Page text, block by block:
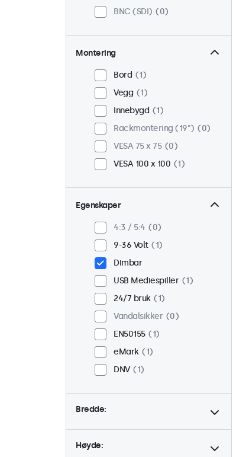
BNC (SDI)
0
Montering
Bord
1
Vegg
1
Innebygd
1
Rackmontering (19")
0
VESA 75 x 75
0
VESA 100 x 100
1
Egenskaper
4:3 / 5:4
0
9-36 Volt
1
Dimbar
USB Mediespiller
1
24/7 bruk
1
Vandalsikker
0
EN50155
1
eMark
1
DNV
1
Bredde:
Høyde: